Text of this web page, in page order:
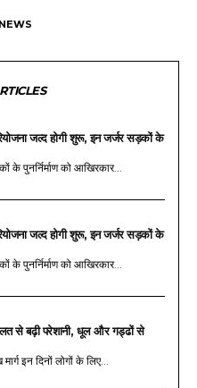
जल्द होगी शुरू, इन जर्जर सड़कों के
पुनर्निर्माण को आखिरकार...
जल्द होगी शुरू, इन जर्जर सड़कों के
पुनर्निर्माण को आखिरकार...
से बढ़ी परेशानी, धूल और गड्ढों से
इन दिनों लोगों के लिए...